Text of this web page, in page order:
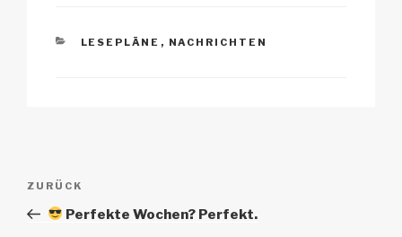
KATEGORIEN
LESEPLÄNE , NACHRICHTEN
Beitrags-
Navigation
Vorheriger
Beitrag
ZURÜCK
Perfekte Wochen? Perfekt.